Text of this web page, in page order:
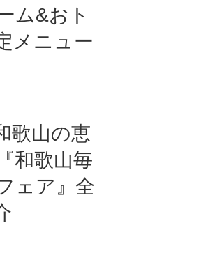
ム&おト
メニュー
歌山の恵
和歌山毎
ェア』全